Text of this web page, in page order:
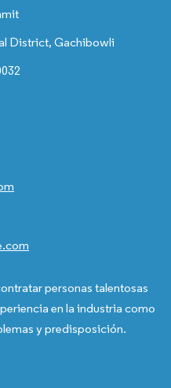
District, Gachibowli
personas talentosas
en la industria como
y predisposición.